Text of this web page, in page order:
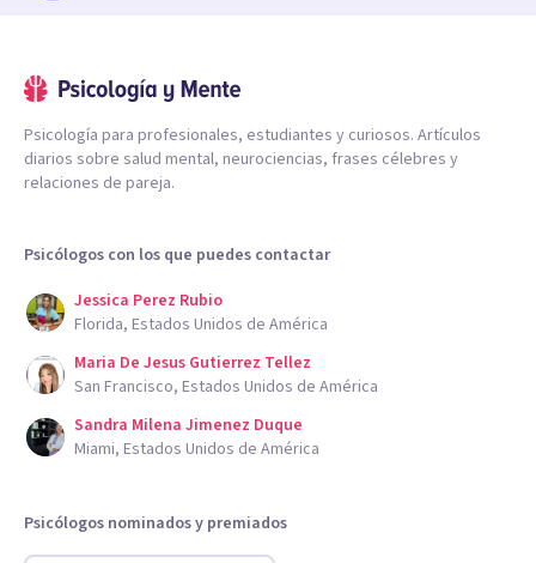
Psicología para profesionales, estudiantes y curiosos. Artículos
diarios sobre salud mental, neurociencias, frases célebres y
relaciones de pareja.
Psicólogos con los que puedes contactar
Jessica Perez Rubio
Florida, Estados Unidos de América
Maria De Jesus Gutierrez Tellez
San Francisco, Estados Unidos de América
Sandra Milena Jimenez Duque
Miami, Estados Unidos de América
Psicólogos nominados y premiados